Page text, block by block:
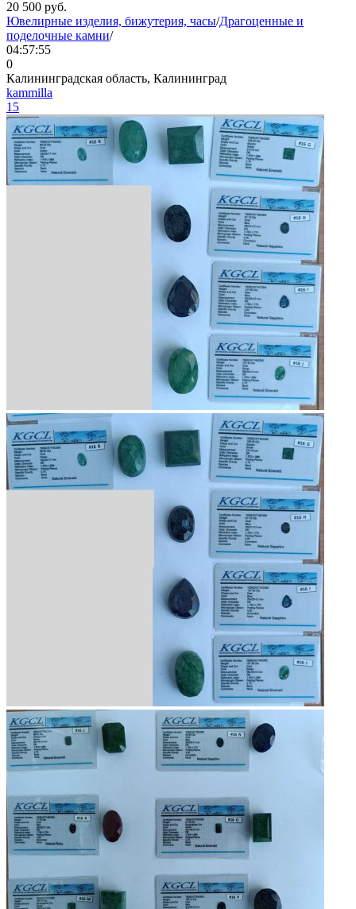
20 500 руб.
Ювелирные изделия, бижутерия, часы/Драгоценные и
поделочные камни/
04:57:55
0
Калининградская область, Калининград
kammilla
15